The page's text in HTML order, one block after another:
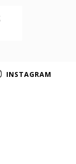
INSTAGRAM